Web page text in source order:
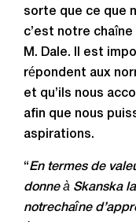
sorte que ce que
c’est notre
M. Dale. Il est
répondent aux
et qu’ils nous
afin que nous
aspirations.
“En termes de
donne à Skanska
notrechaîne d’